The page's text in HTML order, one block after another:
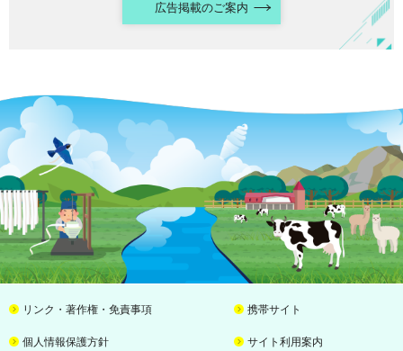
広告掲載のご案内
リンク・著作権・免責事項 携帯サイト
個人情報保護方針 サイト利用案内